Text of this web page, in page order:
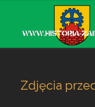
Zdjęcia